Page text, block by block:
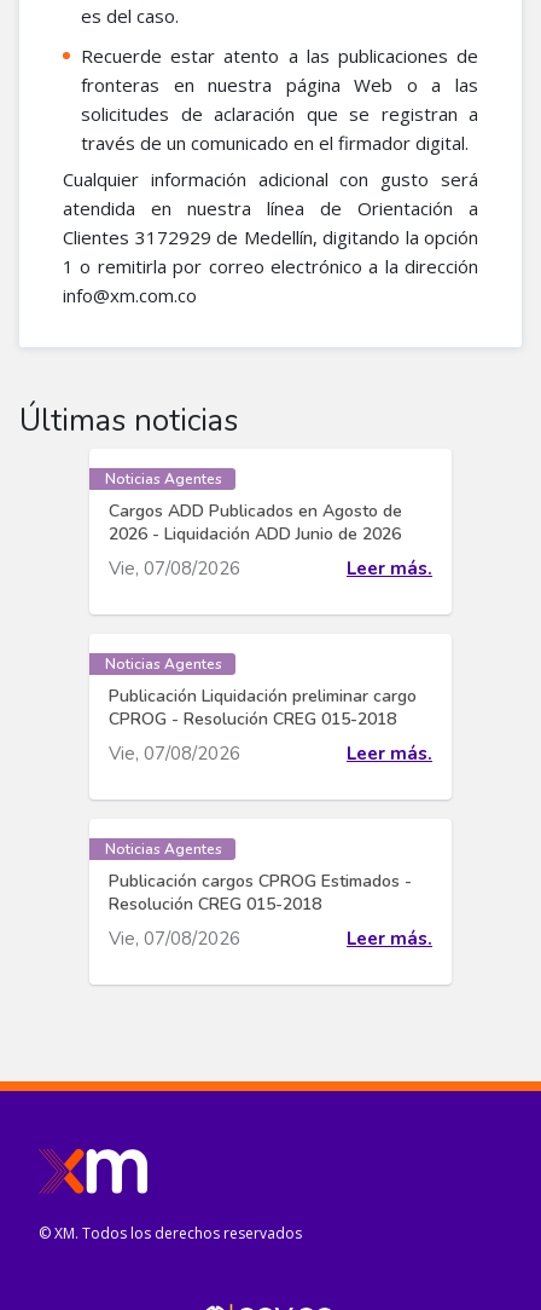
es del caso.
Recuerde estar atento a las publicaciones de
fronteras en nuestra página Web o a las
solicitudes de aclaración que se registran a
través de un comunicado en el firmador digital.
Cualquier información adicional con gusto será
atendida en nuestra línea de Orientación a
Clientes 3172929 de Medellín, digitando la opción
1 o remitirla por correo electrónico a la dirección
info@xm.com.co
Últimas noticias
Noticias Agentes
Cargos ADD Publicados en Agosto de
2026 - Liquidación ADD Junio de 2026
Vie, 07/08/2026 Leer más.
Noticias Agentes
Publicación Liquidación preliminar cargo
CPROG - Resolución CREG 015-2018
Vie, 07/08/2026 Leer más.
Noticias Agentes
Publicación cargos CPROG Estimados -
Resolución CREG 015-2018
Vie, 07/08/2026 Leer más.
© XM. Todos los derechos reservados